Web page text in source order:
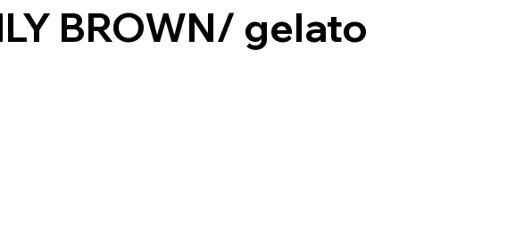
BROWN/ gelato